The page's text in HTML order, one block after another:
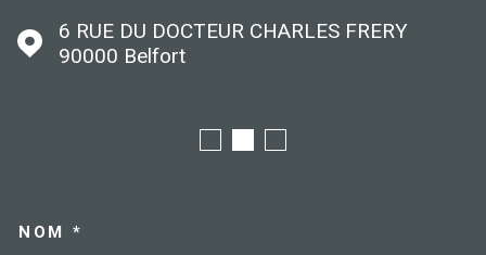
6 RUE DU DOCTEUR CHARLES FRERY
90000
Belfort
NOM *